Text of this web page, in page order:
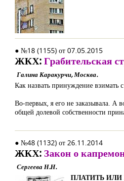
● №18 (1155) от 07.05.2015
ЖКХ:Грабительская
Галина Каракурчи, Москва.
Как назвать принуждение взимать
Во-первых, я его не заказывала. А
общей долевой собственности
● №48 (1132) от 26.11.2014
ЖКХ: Закон о
Сергеева Н.Н.
ПЛАТИТЬ ИЛИ